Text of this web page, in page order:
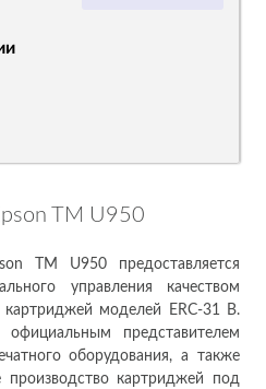
TM U950
TM U950 предоставляется
управления качеством
картриджей моделей ERC-31 B.
представителем
оборудования, а также
производство картриджей под